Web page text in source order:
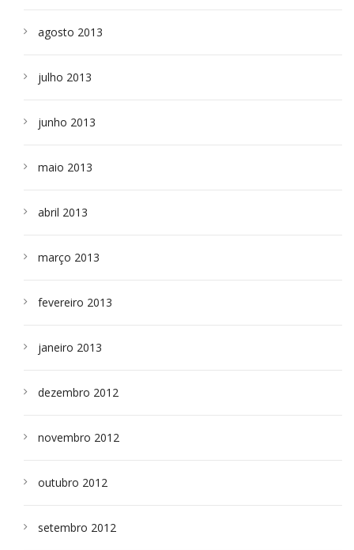
agosto 2013
julho 2013
junho 2013
maio 2013
abril 2013
março 2013
fevereiro 2013
janeiro 2013
dezembro 2012
novembro 2012
outubro 2012
setembro 2012